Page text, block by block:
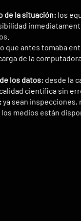
de la situación: los
que antes tomaba
de la
los datos: desde la
científica sin
ya sean inspecciones,
medios están